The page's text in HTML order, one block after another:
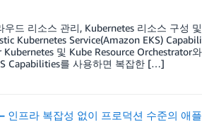
드 리소스 관리, Kubernetes 리소스 구성
Kubernetes Service(Amazon EKS)
및 Kube Resource Orchestrator
Capabilities를 사용하면 복잡한 […]
인프라 복잡성 없이 프로덕션 수준의 애